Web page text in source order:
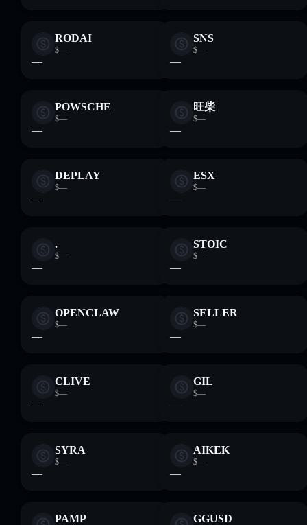
RODAI
$—
—
SNS
$—
—
POWSCHE
$—
—
旺柴
$—
—
DEPLAY
$—
—
ESX
$—
—
.
$—
—
STOIC
$—
—
OPENCLAW
$—
—
SELLER
$—
—
CLIVE
$—
—
GIL
$—
—
SYRA
$—
—
AIKEK
$—
—
PAMP GGUSD